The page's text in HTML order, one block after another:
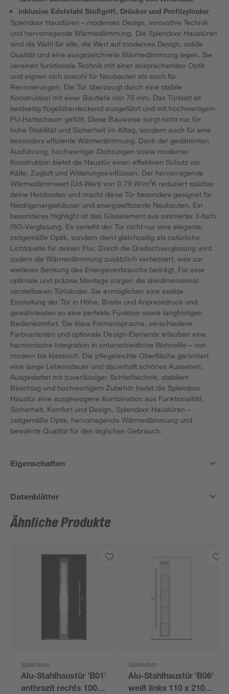
inklusive Edelstahl Stoßgriff, Drücker und Profilzylinder
Splendoor Haustüren – modernes Design, innovative Technik
und hervorragende Wärmedämmung. Die Splendoor Haustüren
sind die Wahl für alle, die Wert auf modernes Design, solide
Qualität und eine ausgezeichnete Wärmedämmung legen. Sie
vereinen funktionale Technik mit einer ansprechenden Optik
und eignen sich sowohl für Neubauten als auch für
Renovierungen. Die Tür überzeugt durch eine stabile
Konstruktion mit einer Bautiefe von 70 mm. Das Türblatt ist
beidseitig flügelüberdeckend ausgeführt und mit hochwertigem
PU-Hartschaum gefüllt. Diese Bauweise sorgt nicht nur für
hohe Stabilität und Sicherheit im Alltag, sondern auch für eine
besonders effiziente Wärmedämmung. Dank der gedämmten
Ausführung, hochwertiger Dichtungen sowie moderner
Konstruktion bietet die Haustür einen effektiven Schutz vor
Kälte, Zugluft und Witterungseinflüssen. Der hervorragende
Wärmedämmwert (Ud-Wert) von 0,79 W/m²K reduziert spürbar
deine Heizkosten und macht diese Tür besonders geeignet für
Niedrigenergiehäuser und energieeffiziente Neubauten. Ein
besonderes Highlight ist das Glaselement aus satinierter 3-fach
ISO-Verglasung. Es verleiht der Tür nicht nur eine elegante,
zeitgemäße Optik, sondern dient gleichzeitig als natürliche
Lichtquelle für deinen Flur. Durch die Dreifachverglasung wird
zudem die Wärmedämmung zusätzlich verbessert, was zur
weiteren Senkung des Energieverbrauchs beiträgt. Für eine
optimale und präzise Montage sorgen die dreidimensional
verstellbaren Türbänder. Sie ermöglichen eine exakte
Einstellung der Tür in Höhe, Breite und Anpressdruck und
gewährleisten so eine perfekte Funktion sowie langfristigen
Bedienkomfort. Die klare Formensprache, verschiedene
Farbvarianten und optionale Design-Elemente erlauben eine
harmonische Integration in unterschiedliche Wohnstile – von
modern bis klassisch. Die pflegeleichte Oberfläche garantiert
eine lange Lebensdauer und dauerhaft schönes Aussehen.
Ausgestattet mit zuverlässiger Schließtechnik, stabilem
Beschlag und hochwertigem Zubehör bietet die Splendoor
Haustür eine ausgewogene Kombination aus Funktionalität,
Sicherheit, Komfort und Design. Splendoor Haustüren –
zeitgemäße Optik, hervorragende Wärmedämmung und
bewährte Qualität für den täglichen Gebrauch.
Eigenschaften
Datenblätter
Ähnliche Produkte
Splendoor
Alu-Stahlhaustür 'B01'
anthrazit rechts 100 x
Splendoor
Alu-Stahlhaustür 'B06'
weiß links 110 x 210